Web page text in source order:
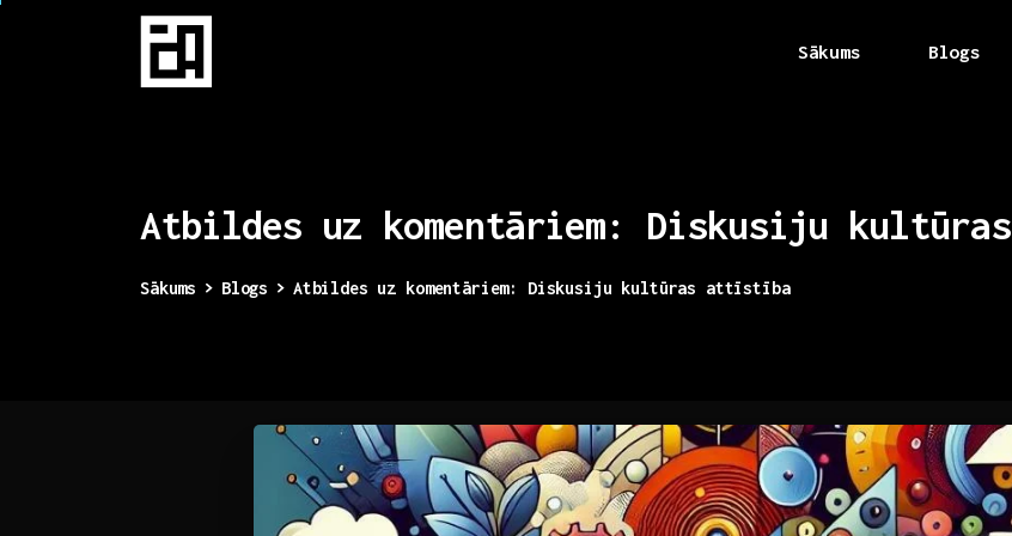
Sākums Blogs
Atbildes uz komentāriem: Diskusiju kultūras
Sākums Blogs Atbildes uz komentāriem: Diskusiju kultūras attīstība